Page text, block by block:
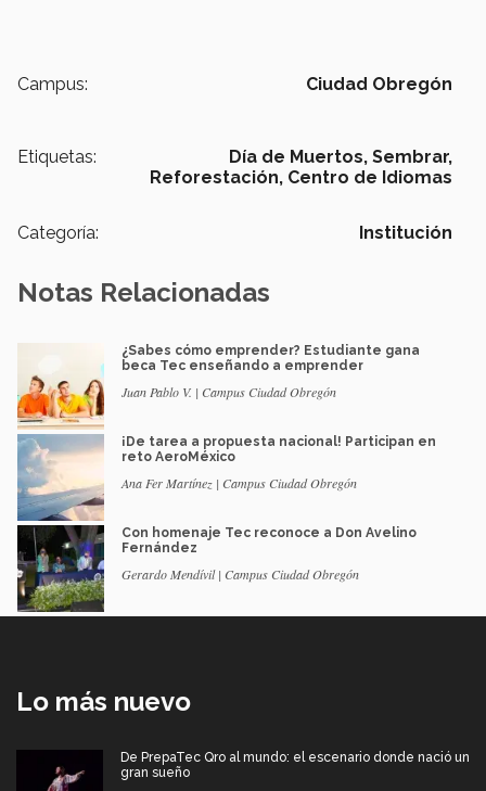
Campus: Ciudad Obregón
Etiquetas: Día de Muertos, Sembrar,
Reforestación, Centro de Idiomas
Categoría: Institución
Notas Relacionadas
¿Sabes cómo emprender? Estudiante gana
beca Tec enseñando a emprender
Juan Pablo V. | Campus Ciudad Obregón
¡De tarea a propuesta nacional! Participan en
reto AeroMéxico
Ana Fer Martínez | Campus Ciudad Obregón
Con homenaje Tec reconoce a Don Avelino
Fernández
Gerardo Mendívil | Campus Ciudad Obregón
Lo más nuevo
De PrepaTec Qro al mundo: el escenario donde nació un
gran sueño